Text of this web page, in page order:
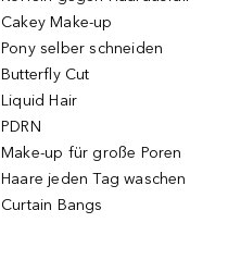
Cakey Make-up
Pony selber schneiden
Butterfly Cut
Liquid Hair
PDRN
Make-up für große Poren
Haare jeden Tag waschen
Curtain Bangs